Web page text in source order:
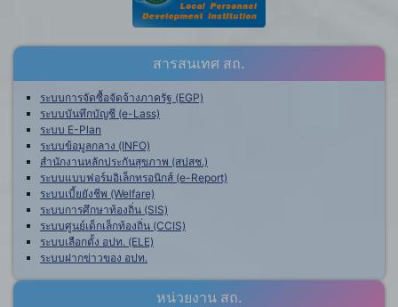
สารสนเทศ สถ.
ระบบการจัดซื้อจัดจ้างภาครัฐ (EGP)
ระบบบันทึกบัญชี (e-Lass)
ระบบ E-Plan
ระบบข้อมูลกลาง (INFO)
สำนักงานหลักประกันสุขภาพ (สปสช.)
ระบบแบบฟอร์มอิเล็กทรอนิกส์ (e-Report)
ระบบเบี้ยยังชีพ (Welfare)
ระบบการศึกษาท้องถิ่น (SIS)
ระบบศูนย์เด็กเล็กท้องถิ่น (CCIS)
ระบบเลือกตั้ง อปท. (ELE)
ระบบฝากข่าวของ อปท.
หน่วยงาน สถ.